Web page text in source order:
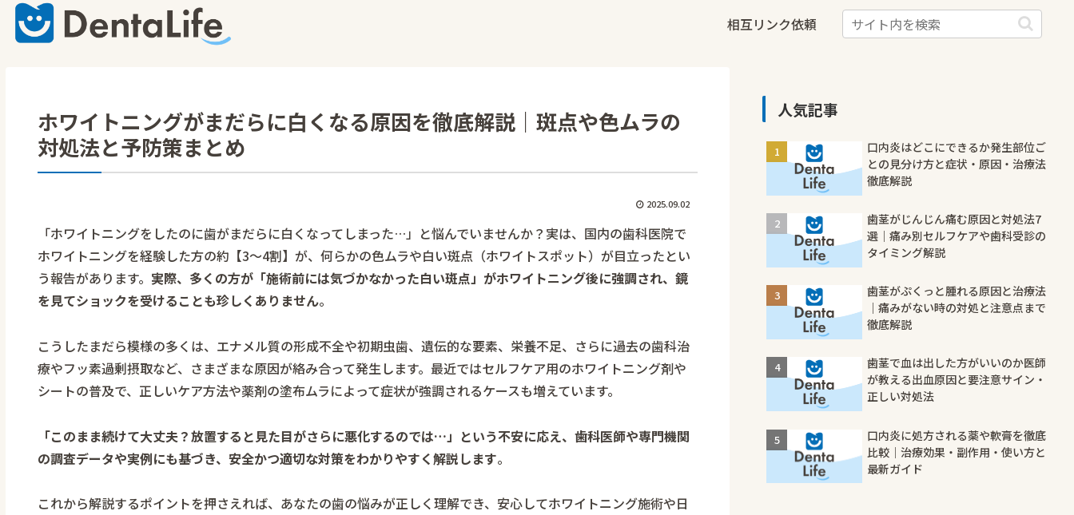
相互リンク依頼
ホワイトニングがまだらに白くなる原因を徹底解説｜斑点や色ムラの
対処法と予防策まとめ
2025.09.02
「ホワイトニングをしたのに歯がまだらに白くなってしまった…」と悩んでいませんか？実は、国内の歯科医院で
ホワイトニングを経験した方の約【3～4割】が、何らかの色ムラや白い斑点（ホワイトスポット）が目立ったとい
う報告があります。 実際、多くの方が「施術前には気づかなかった白い斑点」がホワイトニング後に強調され、鏡
を見てショックを受けることも珍しくありません。
こうしたまだら模様の多くは、エナメル質の形成不全や初期虫歯、遺伝的な要素、栄養不足、さらに過去の歯科治
療やフッ素過剰摂取など、さまざまな原因が絡み合って発生します。最近ではセルフケア用のホワイトニング剤や
シートの普及で、正しいケア方法や薬剤の塗布ムラによって症状が強調されるケースも増えています。
「このまま続けて大丈夫？放置すると見た目がさらに悪化するのでは…」という不安に応え、歯科医師や専門機関
の調査データや実例にも基づき、安全かつ適切な対策をわかりやすく解説します。
これから解説するポイントを押さえれば、あなたの歯の悩みが正しく理解でき、安心してホワイトニング施術や日
人気記事
口内炎はどこにできるか発生部位ご
との見分け方と症状・原因・治療法
徹底解説
歯茎がじんじん痛む原因と対処法7
選｜痛み別セルフケアや歯科受診の
タイミング解説
歯茎がぷくっと腫れる原因と治療法
｜痛みがない時の対処と注意点まで
徹底解説
歯茎で血は出した方がいいのか医師
が教える出血原因と要注意サイン・
正しい対処法
口内炎に処方される薬や軟膏を徹底
比較｜治療効果・副作用・使い方と
最新ガイド